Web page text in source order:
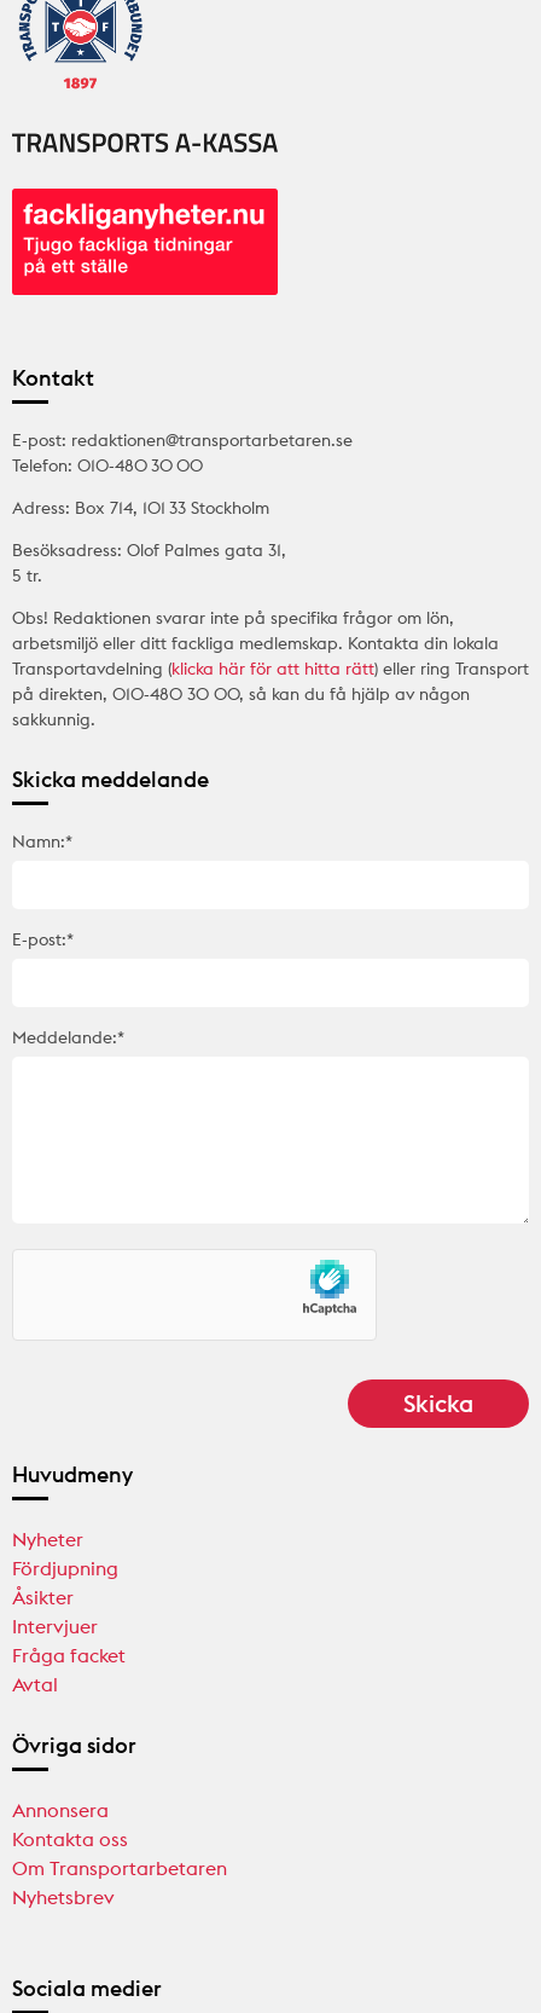
Kontakt
E-post: redaktionen@transportarbetaren.se
Telefon: 010-480 30 00
Adress: Box 714, 101 33 Stockholm
Besöksadress: Olof Palmes gata 31,
5 tr.
Obs! Redaktionen svarar inte på specifika frågor om lön,
arbetsmiljö eller ditt fackliga medlemskap. Kontakta din lokala
Transportavdelning (klicka här för att hitta rätt) eller ring Transport
på direkten, 010-480 30 00, så kan du få hjälp av någon
sakkunnig.
Skicka meddelande
Namn:*
E-post:*
Meddelande:*
Huvudmeny
Nyheter
Fördjupning
Åsikter
Intervjuer
Fråga facket
Avtal
Övriga sidor
Annonsera
Kontakta oss
Om Transportarbetaren
Nyhetsbrev
Sociala medier